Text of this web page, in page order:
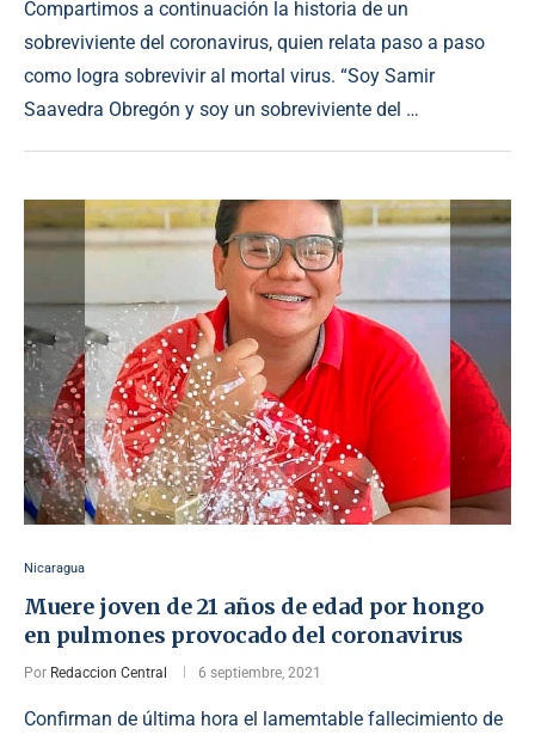
Compartimos a continuación la historia de un
sobreviviente del coronavirus, quien relata paso a paso
como logra sobrevivir al mortal virus. “Soy Samir
Saavedra Obregón y soy un sobreviviente del …
Nicaragua
Muere joven de 21 años de edad por hongo
en pulmones provocado del coronavirus
Por Redaccion Central 6 septiembre, 2021
Confirman de última hora el lamemtable fallecimiento de